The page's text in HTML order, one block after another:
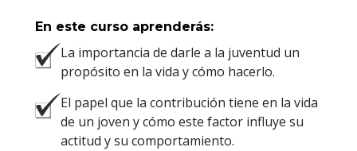
En este curso aprenderás:
La importancia de darle a la juventud un
propósito en la vida y cómo hacerlo.
El papel que la contribución tiene en la vida
de un joven y cómo este factor influye su
actitud y su comportamiento.